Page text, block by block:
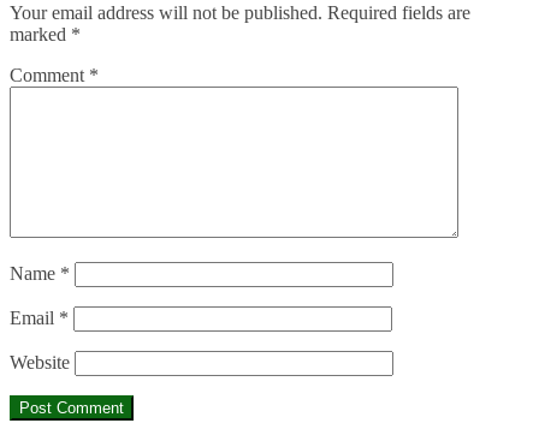
Your email address will not be published. Required fields are
marked *
Comment *
Name *
Email *
Website